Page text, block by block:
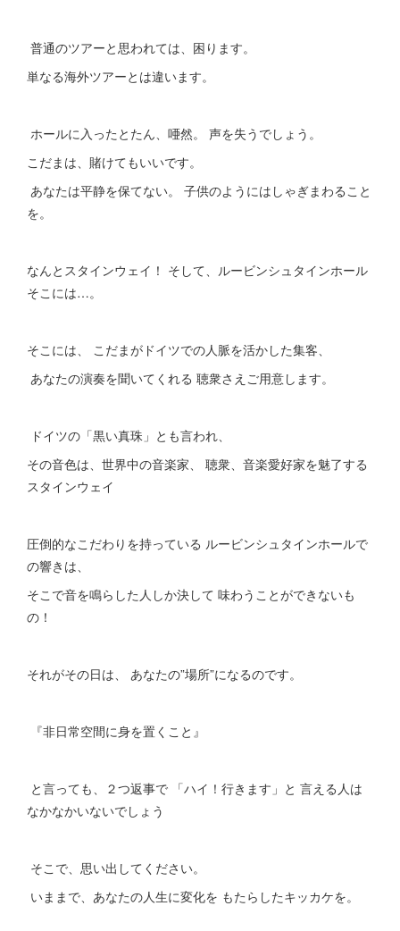
普通のツアーと思われては、困ります。
単なる海外ツアーとは違います。
ホールに入ったとたん、唖然。 声を失うでしょう。
こだまは、賭けてもいいです。
あなたは平静を保てない。 子供のようにはしゃぎまわること
を。
なんとスタインウェイ！ そして、ルービンシュタインホール
そこには…。
そこには、 こだまがドイツでの人脈を活かした集客、
あなたの演奏を聞いてくれる 聴衆さえご用意します。
ドイツの「黒い真珠」とも言われ、
その音色は、世界中の音楽家、 聴衆、音楽愛好家を魅了する
スタインウェイ
圧倒的なこだわりを持っている ルービンシュタインホールで
の響きは、
そこで音を鳴らした人しか決して 味わうことができないも
の！
それがその日は、 あなたの”場所”になるのです。
『非日常空間に身を置くこと』
と言っても、２つ返事で 「ハイ！行きます」と 言える人は
なかなかいないでしょう
そこで、思い出してください。
いままで、あなたの人生に変化を もたらしたキッカケを。